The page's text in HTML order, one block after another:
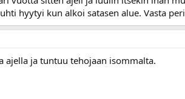
hyytyi kun alkoi satasen alue. Vasta
ajella ja tuntuu tehojaan isommalta.